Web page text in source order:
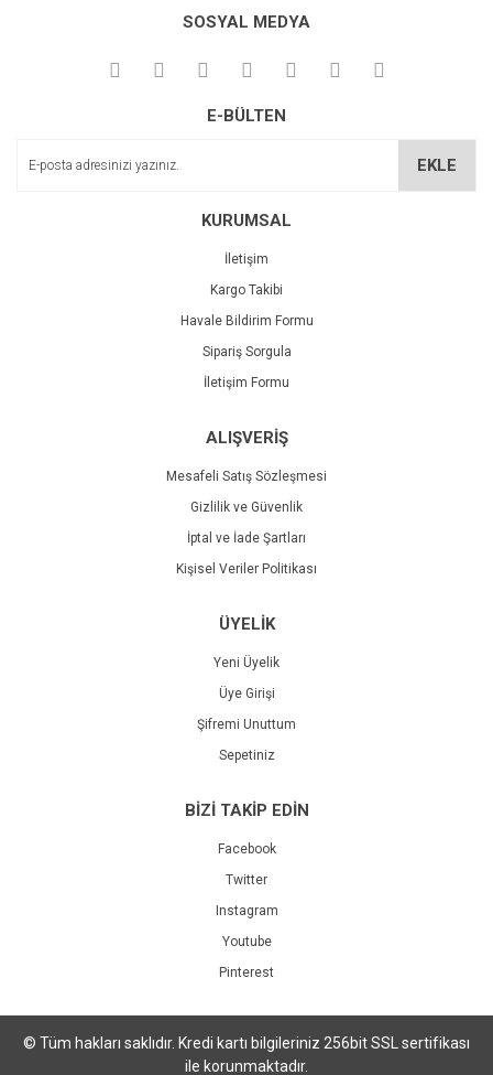
SOSYAL MEDYA
E-BÜLTEN
EKLE
KURUMSAL
İletişim
Kargo Takibi
Havale Bildirim Formu
Sipariş Sorgula
İletişim Formu
ALIŞVERİŞ
Mesafeli Satış Sözleşmesi
Gizlilik ve Güvenlik
İptal ve İade Şartları
Kişisel Veriler Politikası
ÜYELİK
Yeni Üyelik
Üye Girişi
Şifremi Unuttum
Sepetiniz
BİZİ TAKİP EDİN
Facebook
Twitter
Instagram
Youtube
Pinterest
© Tüm hakları saklıdır. Kredi kartı bilgileriniz 256bit SSL sertifikası
ile korunmaktadır.